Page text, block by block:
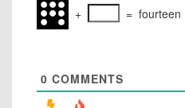
+
= fourteen
0 COMMENTS